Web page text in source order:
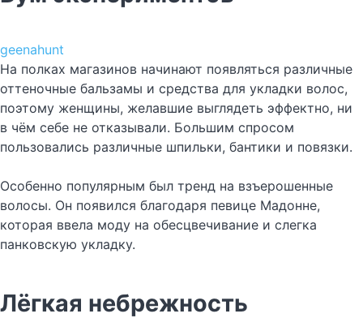
geenahunt
На полках магазинов начинают появляться различные
оттеночные бальзамы и средства для укладки волос,
поэтому женщины, желавшие выглядеть эффектно, ни
в чём себе не отказывали. Большим спросом
пользовались различные шпильки, бантики и повязки.
Особенно популярным был тренд на взъерошенные
волосы. Он появился благодаря певице Мадонне,
которая ввела моду на обесцвечивание и слегка
панковскую укладку.
Лёгкая небрежность